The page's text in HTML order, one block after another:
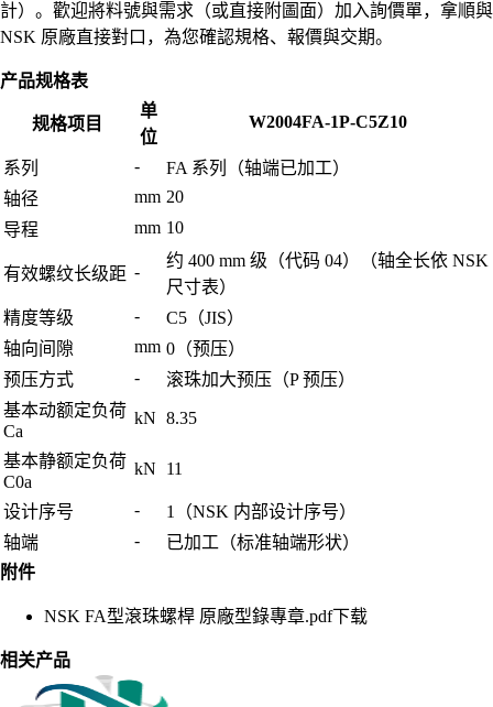
計）。歡迎將料號與需求（或直接附圖面）加入詢價單，拿順與
NSK 原廠直接對口，為您確認規格、報價與交期。
产品规格表
规格项目
单
位
W2004FA-1P-C5Z10
系列 -
FA 系列（轴端已加工）
轴径
mm 20
导程
mm 10
有效螺纹长级距 -
约 400 mm 级（代码 04）（轴全长依 NSK
尺寸表）
精度等级
-
C5（JIS）
轴向间隙
mm 0（预压）
预压方式
-
滚珠加大预压（P 预压）
基本动额定负荷
Ca
kN 8.35
基本静额定负荷
C0a
kN 11
设计序号 -
1（NSK 内部设计序号）
轴端
-
已加工（标准轴端形状）
附件
NSK FA型滾珠螺桿 原廠型錄專章.pdf下载
相关产品